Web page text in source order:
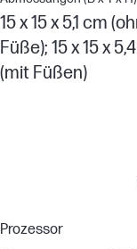
15 x 15 x 5,1 cm
Füße); 15 x 15 x
(mit Füßen)
Prozessor